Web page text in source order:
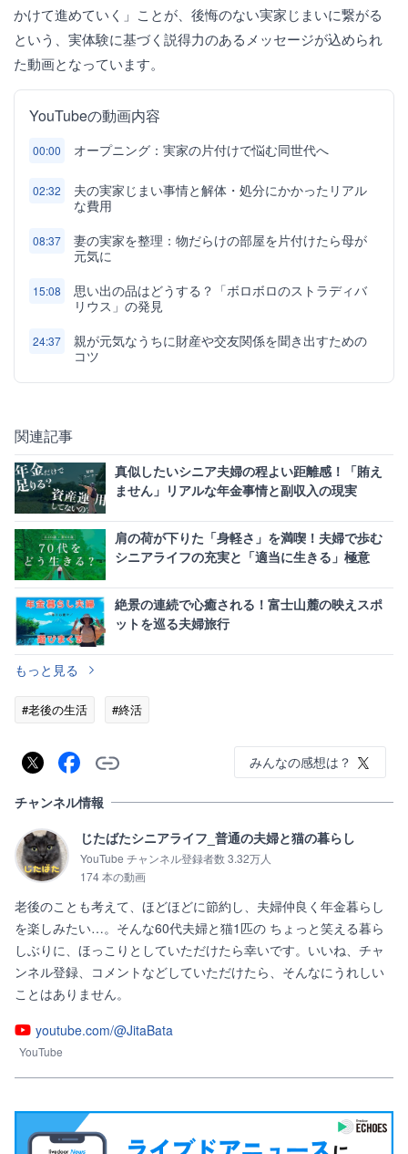
かけて進めていく」ことが、後悔のない実家じまいに繋がる
という、実体験に基づく説得力のあるメッセージが込められ
た動画となっています。
YouTubeの動画内容
00:00 オープニング：実家の片付けで悩む同世代へ
02:32
夫の実家じまい事情と解体・処分にかかったリアル
な費用
08:37
妻の実家を整理：物だらけの部屋を片付けたら母が
元気に
15:08
思い出の品はどうする？「ボロボロのストラディバ
リウス」の発見
24:37
親が元気なうちに財産や交友関係を聞き出すための
コツ
関連記事
真似したいシニア夫婦の程よい距離感！「賄え
ません」リアルな年金事情と副収入の現実
肩の荷が下りた「身軽さ」を満喫！夫婦で歩む
シニアライフの充実と「適当に生きる」極意
絶景の連続で心癒される！富士山麓の映えスポ
ットを巡る夫婦旅行
もっと見る
#老後の生活 #終活
みんなの感想は？
チャンネル情報
じたばたシニアライフ_普通の夫婦と猫の暮らし
YouTube チャンネル登録者数 3.32万人
174 本の動画
老後のことも考えて、ほどほどに節約し、夫婦仲良く年金暮らし
を楽しみたい…。そんな60代夫婦と猫1匹の ちょっと笑える暮ら
しぶりに、ほっこりとしていただけたら幸いです。いいね、チャ
ンネル登録、コメントなどしていただけたら、そんなにうれしい
ことはありません。
youtube.com/@JitaBata
YouTube